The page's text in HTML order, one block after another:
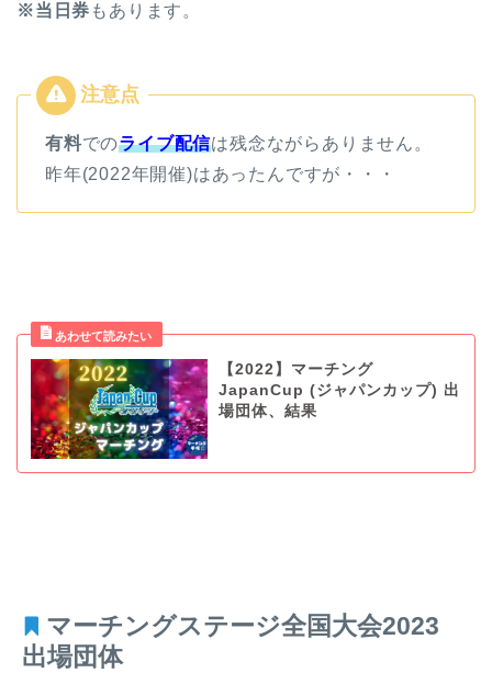
※当日券 もあります。
有料でのライブ配信は残念ながらありません。
昨年(2022年開催)はあったんですが・・・
【2022】マーチング
JapanCup (ジャパンカップ) 出
場団体、結果
マーチングステージ全国大会2023
出場団体